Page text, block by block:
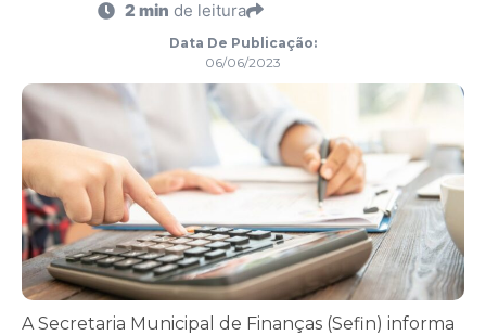
2 min de leitura
Data De Publicação:
06/06/2023
A Secretaria Municipal de Finanças (Sefin) informa